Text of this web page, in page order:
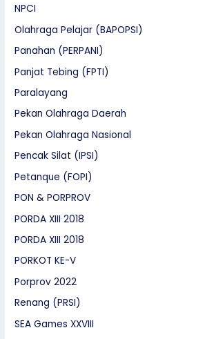
NPCI
Olahraga Pelajar (BAPOPSI)
Panahan (PERPANI)
Panjat Tebing (FPTI)
Paralayang
Pekan Olahraga Daerah
Pekan Olahraga Nasional
Pencak Silat (IPSI)
Petanque (FOPI)
PON & PORPROV
PORDA XIII 2018
PORDA XIII 2018
PORKOT KE-V
Porprov 2022
Renang (PRSI)
SEA Games XXVIII